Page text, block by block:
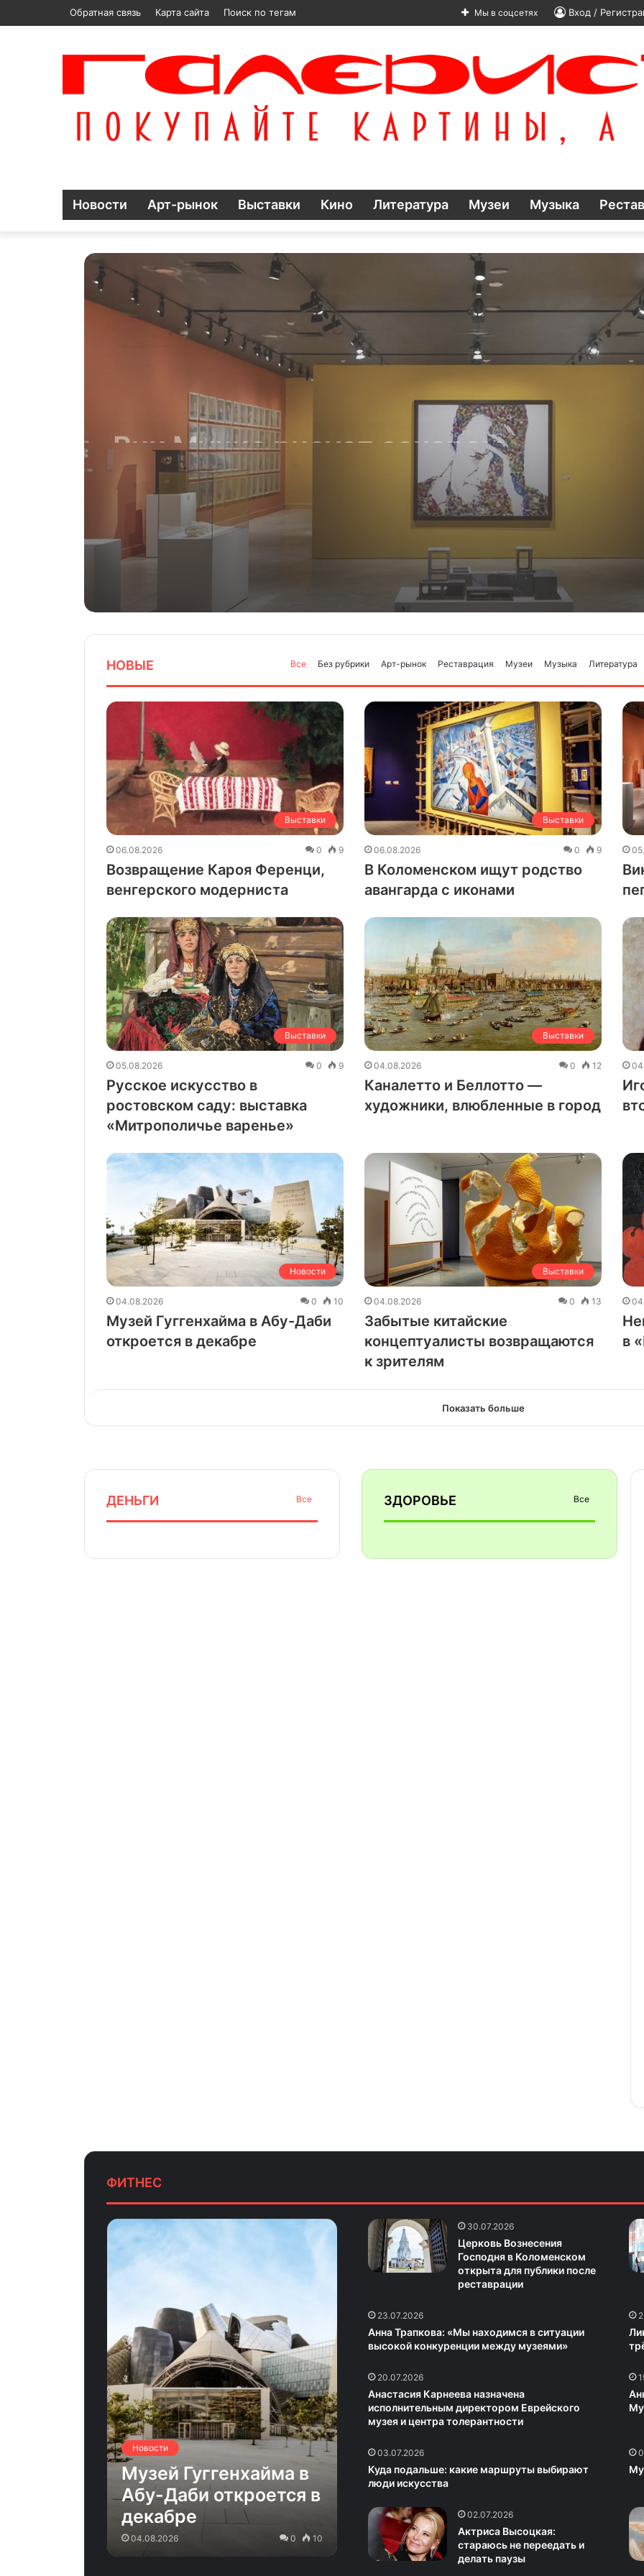
Обратная связь Карта сайта Поиск по тегам Вход /
Мы в соцсетях
Новости Арт-рынок Выставки Кино Литература Музеи Музыка
Вик Мунис рисует сахаром,
пеплом и живыми клетками
НОВЫЕ Все Без рубрики Арт-рынок Реставрация Музеи Музыка Литература
Выставки
06.08.2026 0 9
Возвращение Кароя Ференци,
венгерского модерниста
Выставки
06.08.2026 0 9
В Коломенском ищут родство
авангарда с иконами
Выставки
05.08.2026 0 9
Русское искусство в
ростовском саду: выставка
«Митрополичье варенье»
Выставки
04.08.2026 0 12
Каналетто и Беллотто —
художники, влюбленные в город
Новости
04.08.2026 0 10
Музей Гуггенхайма в Абу-Даби
откроется в декабре
Выставки
04.08.2026 0 13
Забытые китайские
концептуалисты возвращаются
к зрителям
в
Показать больше
ДЕНЬГИ Все ЗДОРОВЬЕ Все
ФИТНЕС
Новости
Музей Гуггенхайма в
Абу-Даби откроется в
декабре
04.08.2026 0 10
30.07.2026
Церковь Вознесения
Господня в Коломенском
открыта для публики после
реставрации
23.07.2026
Анна Трапкова: «Мы находимся в ситуации
высокой конкуренции между музеями»
20.07.2026
Анастасия Карнеева назначена
исполнительным директором Еврейского
музея и центра толерантности
03.07.2026
Куда подальше: какие маршруты выбирают
люди искусства
02.07.2026
Актриса Высоцкая:
стараюсь не переедать и
делать паузы